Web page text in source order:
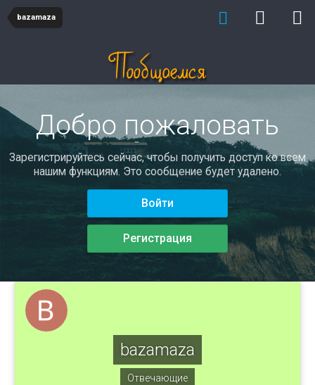
bazamaza
Добро пожаловать
Зарегистрируйтесь сейчас, чтобы получить доступ ко всем
нашим функциям. Это сообщение будет удалено.
Войти
Регистрация
bazamaza
Отвечающие